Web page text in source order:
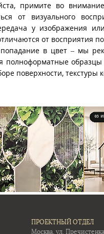
примите во
от визуального
у изображения
от восприятия
в цвет – мы
полноформатные образцы
поверхности, текстуры
ПРОЕКТНЫЙ ОТДЕЛ
Москва, ул.